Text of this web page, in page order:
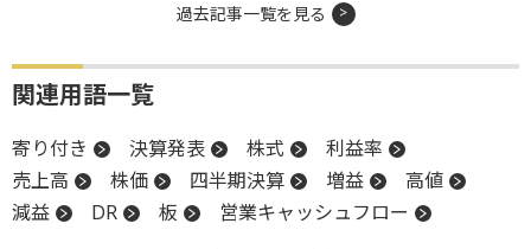
過去記事一覧を見る
関連用語一覧
寄り付き 決算発表 株式
利益率
売上高
株価 四半期決算 増益
高値
減益
DR 板
営業キャッシュフロー